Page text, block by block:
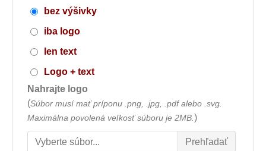
bez výšivky
iba logo
len text
Logo + text
Nahrajte logo
(Súbor musí mať príponu .png, .jpg, .pdf alebo .svg.
Maximálna povolená veľkosť súboru je 2MB. )